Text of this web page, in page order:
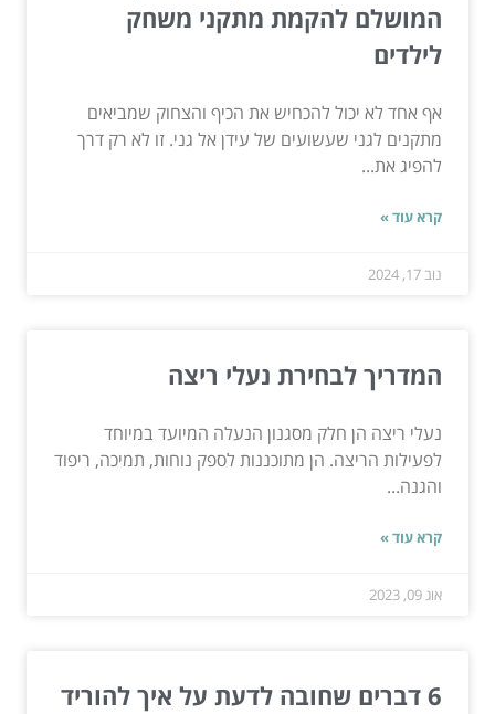
המושלם להקמת מתקני משחק
לילדים
אף אחד לא יכול להכחיש את הכיף והצחוק שמביאים
מתקנים לגני שעשועים של עידן אל גני. זו לא רק דרך
להפיג את...
קרא עוד »
נוב 17, 2024
המדריך לבחירת נעלי ריצה
נעלי ריצה הן חלק מסגנון הנעלה המיועד במיוחד
לפעילות הריצה. הן מתוכננות לספק נוחות, תמיכה, ריפוד
והגנה...
קרא עוד »
אוג 09, 2023
6 דברים שחובה לדעת על איך להוריד